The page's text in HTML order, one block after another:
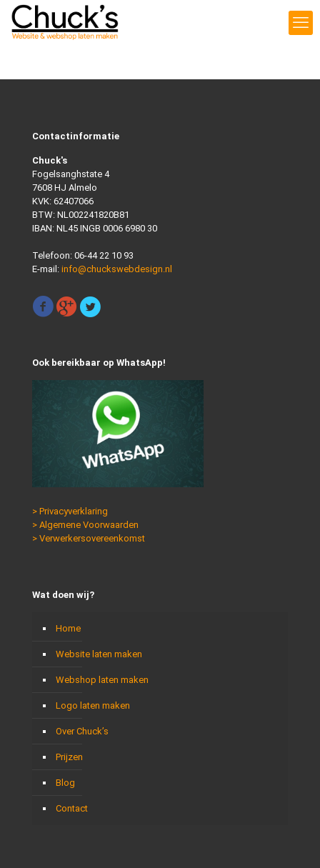
Contactinformatie
Chuck's
Fogelsanghstate 4
7608 HJ Almelo
KVK: 62407066
BTW: NL002241820B81
IBAN: NL45 INGB 0006 6980 30
Telefoon: 06-44 22 10 93
E-mail: info@chuckswebdesign.nl
Ook bereikbaar op WhatsApp!
> Privacyverklaring
> Algemene Voorwaarden
> Verwerkersovereenkomst
Wat doen wij?
Home
Website laten maken
Webshop laten maken
Logo laten maken
Over Chuck’s
Prijzen
Blog
Contact